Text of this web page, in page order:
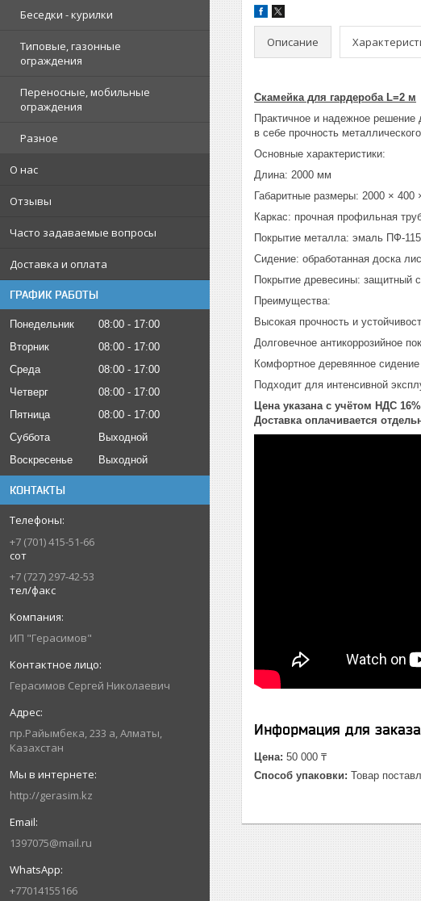
Беседки - курилки
Типовые, газонные
ограждения
Переносные, мобильные
ограждения
Разное
О нас
Отзывы
Часто задаваемые вопросы
Доставка и оплата
ГРАФИК РАБОТЫ
Понедельник 08:00
17:00
Вторник
08:00
17:00
Среда
08:00
17:00
Четверг
08:00
17:00
Пятница
08:00
17:00
Суббота
Выходной
Воскресенье
Выходной
КОНТАКТЫ
+7 (701) 415-51-66
сот
+7 (727) 297-42-53
тел/факс
ИП "Герасимов"
Герасимов Сергей Николаевич
пр.Райымбека, 233 а, Алматы,
Казахстан
http://gerasim.kz
1397075@mail.ru
+77014155166
Описание
Скамейка для гардероба L=2 м
Практичное и надежное решение
в себе прочность
Основные характеристики:
Длина: 2000 мм
Габаритные размеры: 2000 × 400
Каркас: прочная профильная
Покрытие металла: эмаль ПФ-115
Сидение: обработанная доска
Покрытие древесины: защитный
Преимущества:
Высокая прочность и
Долговечное антикоррозийное
Комфортное деревянное сидение
Подходит для интенсивной
Цена указана с учётом НДС
Доставка оплачивается
Информация для заказа
Цена: 50 000 ₸
Способ упаковки: Товар